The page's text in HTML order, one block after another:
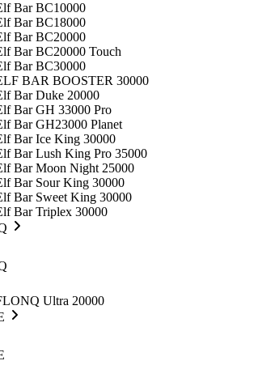
Bar BC10000
Bar BC18000
Bar BC20000
Bar BC20000 Touch
Bar BC30000
BAR BOOSTER 30000
Bar Duke 20000
Bar GH 33000 Pro
Bar GH23000 Planet
Bar Ice King 30000
Bar Lush King Pro 35000
Bar Moon Night 25000
Bar Sour King 30000
Bar Sweet King 30000
Bar Triplex 30000
Ultra 20000